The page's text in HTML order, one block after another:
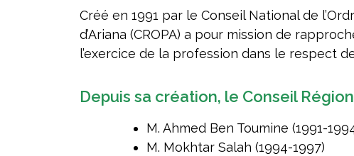
Créé en 1991 par le Conseil National de
d’Ariana (CROPA) a pour mission de
l’exercice de la profession dans le respect
Depuis sa création, le Conseil
M. Ahmed Ben Toumine (1991-
M. Mokhtar Salah (1994-1997)